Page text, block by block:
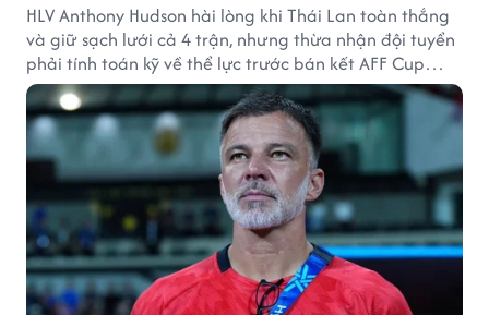
HLV Anthony Hudson hài lòng khi Thái Lan toàn thắng
và giữ sạch lưới cả 4 trận, nhưng thừa nhận đội tuyển
phải tính toán kỹ về thể lực trước bán kết AFF Cup
2026.